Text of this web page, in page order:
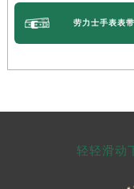
劳力士手表表
轻轻滑动